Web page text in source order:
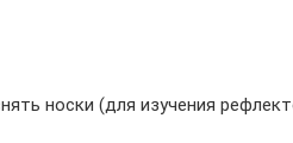
носки (для изучения